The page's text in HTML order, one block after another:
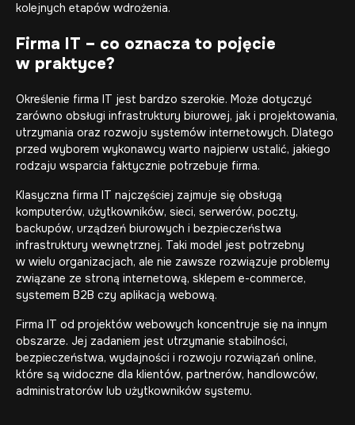
kolejnych etapów wdrożenia.
Firma IT – co oznacza to pojęcie
w praktyce?
Określenie firma IT jest bardzo szerokie. Może dotyczyć
zarówno obsługi infrastruktury biurowej, jak i projektowania,
utrzymania oraz rozwoju systemów internetowych. Dlatego
przed wyborem wykonawcy warto najpierw ustalić, jakiego
rodzaju wsparcia faktycznie potrzebuje firma.
Klasyczna firma IT najczęściej zajmuje się obsługą
komputerów, użytkowników, sieci, serwerów, poczty,
backupów, urządzeń biurowych i bezpieczeństwa
infrastruktury wewnętrznej. Taki model jest potrzebny
w wielu organizacjach, ale nie zawsze rozwiązuje problemy
związane ze stroną internetową, sklepem e-commerce,
systemem B2B czy aplikacją webową.
Firma IT od projektów webowych koncentruje się na innym
obszarze. Jej zadaniem jest utrzymanie stabilności,
bezpieczeństwa, wydajności i rozwoju rozwiązań online,
które są widoczne dla klientów, partnerów, handlowców,
administratorów lub użytkowników systemu.